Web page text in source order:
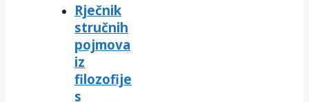
Rječnik
stručnih
pojmova
iz
filozofije
s